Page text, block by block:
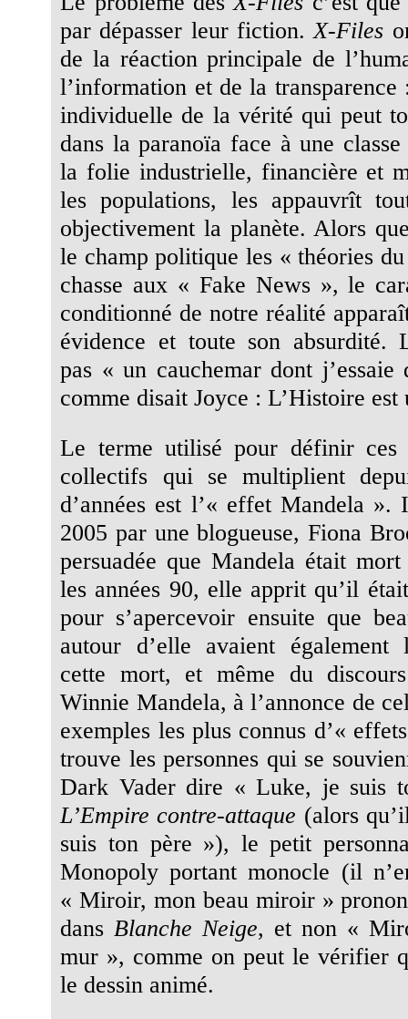
par dépasser leur fiction. X-Files
de la réaction principale de
l’information et de la transparence
individuelle de la vérité qui peut
dans la paranoïa face à une
la folie industrielle, financière et
les populations, les appauvrît
objectivement la planète. Alors
le champ politique les « théories
chasse aux « Fake News », le
conditionné de notre réalité
évidence et toute son absurdité.
pas « un cauchemar dont j’essaie
comme disait Joyce : L’Histoire est
Le terme utilisé pour définir ces
collectifs qui se multiplient
d’années est l’« effet Mandela
2005 par une blogueuse, Fiona
persuadée que Mandela était
les années 90, elle apprit qu’il
pour s’apercevoir ensuite que
autour d’elle avaient
cette mort, et même du
Winnie Mandela, à l’annonce de
exemples les plus connus d’«
trouve les personnes qui se
Dark Vader dire « Luke, je suis
L’Empire contre-attaque (alors
suis ton père »), le petit
Monopoly portant monocle (il
« Miroir, mon beau miroir »
dans Blanche Neige, et non «
mur », comme on peut le vérifier
le dessin animé.